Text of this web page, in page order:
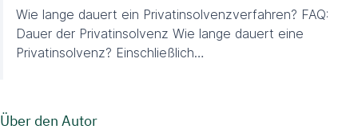
Wie lange dauert ein Privatinsolvenzverfahren? FAQ:
Dauer der Privatinsolvenz Wie lange dauert eine
Privatinsolvenz? Einschließlich…
Über den Autor